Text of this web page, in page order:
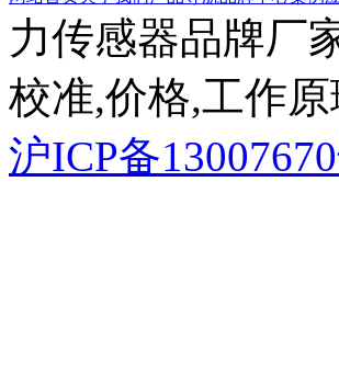
力传感器品牌厂
校准,价格,工作
沪ICP备